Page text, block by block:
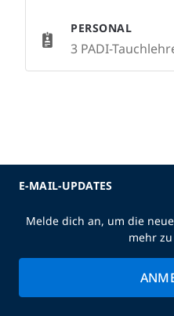
PERSONAL
3 PADI-
E-MAIL-UPDATES
Melde dich an, um die
mehr